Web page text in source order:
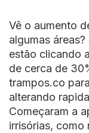
Vê o aumento
algumas
estão clicando
de cerca de
trampos.co
alterando
Começaram a
irrisórias, como